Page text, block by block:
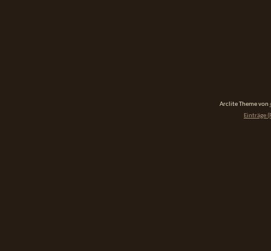
Arclite Theme von
Einträge